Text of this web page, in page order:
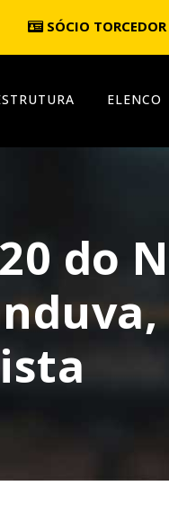
SÓCIO TORCEDOR
ELENCO
do